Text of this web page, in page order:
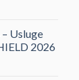
Usluge
2026